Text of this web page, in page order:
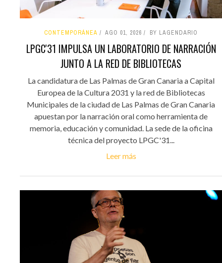
CONTEMPORÁNEA AGO 01, 2026 BY LAGENDARIO
LPGC'31 IMPULSA UN LABORATORIO DE NARRACIÓN
JUNTO A LA RED DE BIBLIOTECAS
La candidatura de Las Palmas de Gran Canaria a Capital
Europea de la Cultura 2031 y la red de Bibliotecas
Municipales de la ciudad de Las Palmas de Gran Canaria
apuestan por la narración oral como herramienta de
memoria, educación y comunidad. La sede de la oficina
técnica del proyecto LPGC'31...
Leer más